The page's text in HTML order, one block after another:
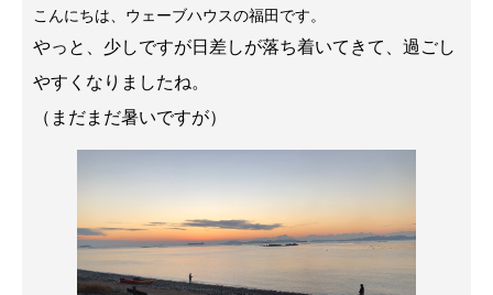
こんにちは、ウェーブハウスの福田です。
やっと、少しですが日差しが落ち着いてきて、過ごし
やすくなりましたね。
（まだまだ暑いですが）